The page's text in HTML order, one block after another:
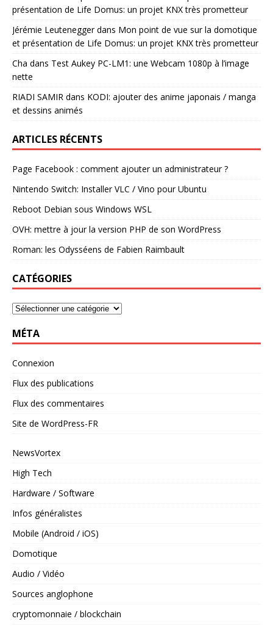
présentation de Life Domus: un projet KNX très prometteur
Jérémie Leuteneggerdans Mon point de vue sur la domotique
et présentation de Life Domus: un projet KNX très prometteur
Cha dans Test Aukey PC-LM1: une Webcam 1080p à l’image
nette
RIADI SAMIR dans KODI: ajouter des anime japonais / manga
et dessins animés
ARTICLES RÉCENTS
Page Facebook : comment ajouter un administrateur ?
Nintendo Switch: Installer VLC / Vino pour Ubuntu
Reboot Debian sous Windows WSL
OVH: mettre à jour la version PHP de son WordPress
Roman: les Odysséens de Fabien Raimbault
CATÉGORIES
MÉTA
Connexion
Flux des publications
Flux des commentaires
Site de WordPress-FR
NewsVortex
High Tech
Hardware / Software
Infos généralistes
Mobile (Android / iOS)
Domotique
Audio / Vidéo
Sources anglophone
cryptomonnaie / blockchain